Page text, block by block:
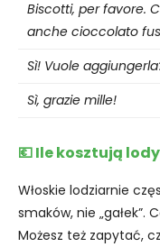
Biscotti, per favore.
anche cioccolato
Sì! Vuole
Sì, grazie mille!
💶 Ile kosztują
Włoskie lodziarnie
smaków, nie „gałek”.
Możesz też zapytać,